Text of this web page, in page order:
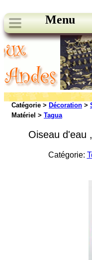
Menu
Catégorie > Décoration >
Matériel > Tagua
Oiseau d'eau
Catégorie: